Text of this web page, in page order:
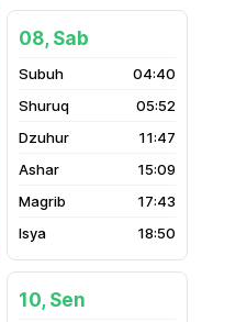
08, Sab
04:40
05:52
11:47
15:09
17:43
18:50
10, Sen